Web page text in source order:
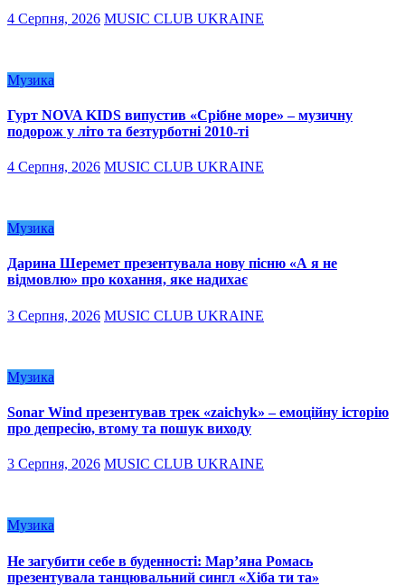
4 Серпня, 2026 MUSIC CLUB UKRAINE
Музика
Гурт NOVA KIDS випустив «Срібне море» – музичну
подорож у літо та безтурботні 2010-ті
4 Серпня, 2026 MUSIC CLUB UKRAINE
Музика
Дарина Шеремет презентувала нову пісню «А я не
відмовлю» про кохання, яке надихає
3 Серпня, 2026 MUSIC CLUB UKRAINE
Музика
Sonar Wind презентував трек «zaichyk» – емоційну історію
про депресію, втому та пошук виходу
3 Серпня, 2026 MUSIC CLUB UKRAINE
Музика
Не загубити себе в буденності: Мар’яна Ромась
презентувала танцювальний сингл «Хіба ти та»